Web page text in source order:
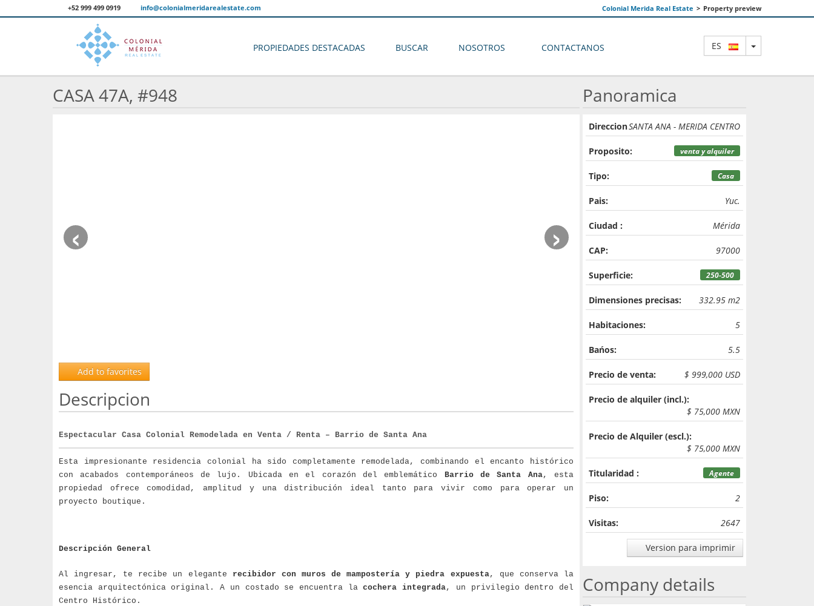
+52 999 499 0919 info@colonialmeridarealestate.com Colonial Merida Real Estate > Property preview
ES TOGGLE
PROPIEDADES DESTACADAS BUSCAR NOSOTROS CONTACTANOS
CASA 47A, #948
‹ ›
Add to favorites
Descripcion
Espectacular Casa Colonial Remodelada en Venta / Renta – Barrio de Santa Ana
Esta impresionante residencia colonial ha sido completamente remodelada, combinando el encanto histórico
con acabados contemporáneos de lujo. Ubicada en el corazón del emblemático Barrio de Santa Ana, esta
propiedad ofrece comodidad, amplitud y una distribución ideal tanto para vivir como para operar un
proyecto boutique.
Descripción General
Al ingresar, te recibe un elegante recibidor con muros de mampostería y piedra expuesta, que conserva la
esencia arquitectónica original. A un costado se encuentra lacochera integrada, un privilegio dentro del
Centro Histórico.
Panoramica
DireccionSANTA ANA - MERIDA CENTRO
Proposito: venta y alquiler
Tipo: Casa
Pais: Yuc.
Ciudad : Mérida
CAP: 97000
Superficie: 250-500
Dimensiones precisas: 332.95 m2
Habitaciones: 5
Bańos: 5.5
Precio de venta: $ 999,000 USD
Precio de alquiler (incl.):
$ 75,000 MXN
Precio de Alquiler (escl.):
$ 75,000 MXN
Titularidad : Agente
Piso: 2
Visitas: 2647
Version para imprimir
Company details